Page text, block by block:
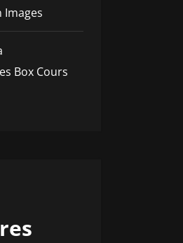
Images
Box Cours